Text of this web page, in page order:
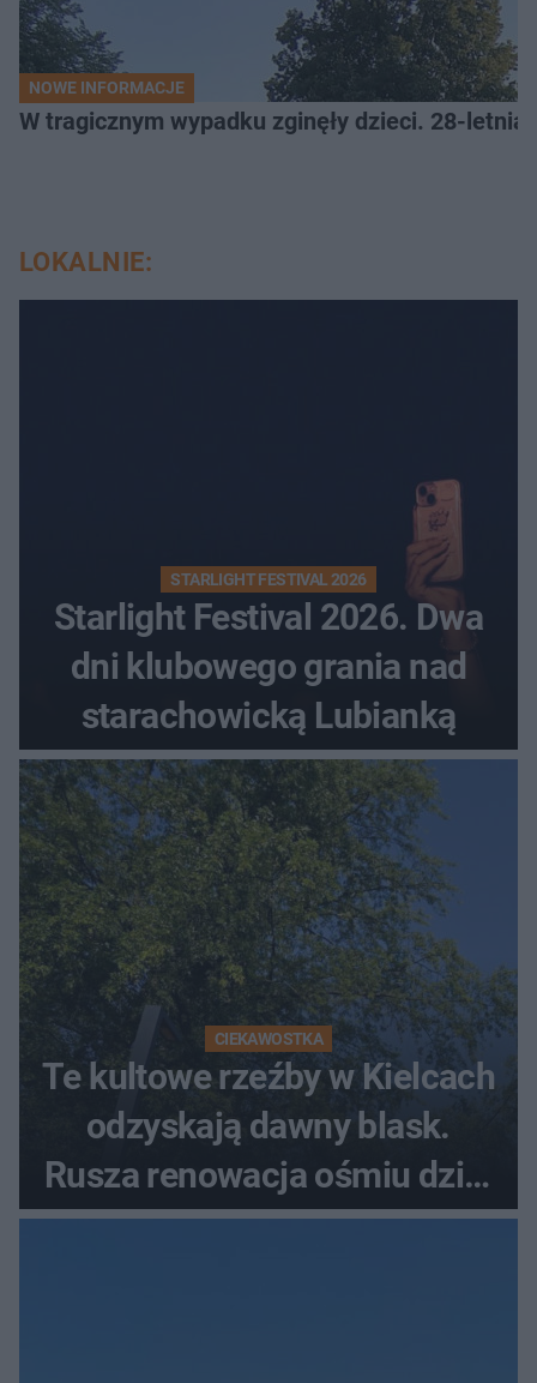
NOWE INFORMACJE
W tragicznym wypadku zginęły dzieci. 28-
LOKALNIE:
STARLIGHT FESTIVAL 2026
Starlight Festival 2026. Dwa
dni klubowego grania nad
starachowicką Lubianką
CIEKAWOSTKA
Te kultowe rzeźby w Kielcach
odzyskają dawny blask.
Rusza renowacja ośmiu dzieł
z lat 70.